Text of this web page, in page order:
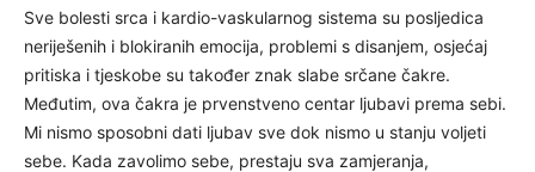
Sve bolesti srca i kardio-vaskularnog sistema su posljedica
neriješenih i blokiranih emocija, problemi s disanjem, osjećaj
pritiska i tjeskobe su također znak slabe srčane čakre.
Međutim, ova čakra je prvenstveno centar ljubavi prema sebi.
Mi nismo sposobni dati ljubav sve dok nismo u stanju voljeti
sebe. Kada zavolimo sebe, prestaju sva zamjeranja,